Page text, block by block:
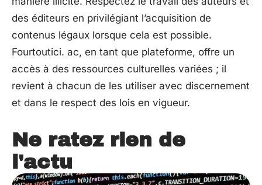
des éditeurs en privilégiant l’acquisition de
contenus légaux lorsque cela est possible.
Fourtoutici. ac, en tant que plateforme, offre un
accès à des ressources culturelles variées ; il
revient à chacun de les utiliser avec discernement
et dans le respect des lois en vigueur.
Ne ratez rien de
l'actu